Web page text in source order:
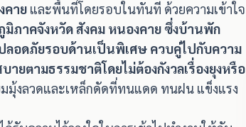
คาย และพื้นที่โดยรอบในทันที ด้วยความเข้าใจ
ภาคจังหวัด สังคม หนองคาย ซึ่งบ้านพัก
ลอดภัยรอบด้านเป็นพิเศษ ควบคู่ไปกับความ
ายตามธรรมชาติโดยไม่ต้องกังวลเรื่องยุงหรือ
มมุ้งลวดและเหล็กดัดที่ทนแดด ทนฝน แข็งแรง